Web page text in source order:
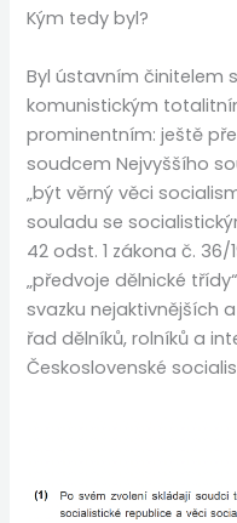
Kým tedy byl?
Byl ústavním činitelem
komunistickým
prominentním: ještě
soudcem Nejvyššího
„být věrný věci
souladu se
42 odst. 1 zákona č. 36/
„předvoje dělnické
svazku nejaktivnějších
řad dělníků, rolníků a
Československé